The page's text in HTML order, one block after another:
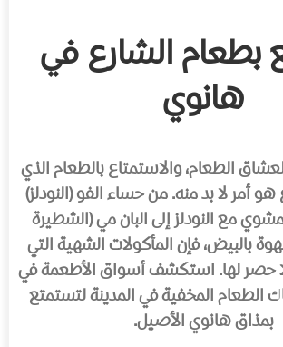
بطعام الشارع في
هانوي
الطعام، والاستمتاع بالطعام الذي
أمر لا بد منه. من حساء الفو (النودلز)
مع النودلز إلى البان مي (الشطيرة
بالبيض، فإن المأكولات الشهية التي
لا حصر لها. استكشف أسواق الأطعمة في
الطعام المخفية في المدينة لتستمتع
بمذاق هانوي الأصيل.